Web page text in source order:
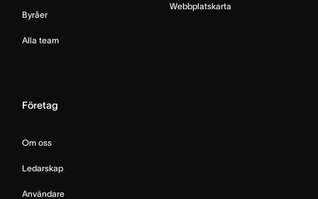
Byråer
Alla team
Webbplatskarta
Företag
Om oss
Ledarskap
Användare